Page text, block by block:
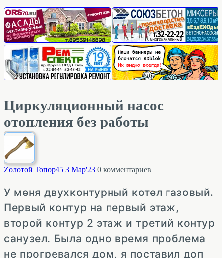
Циркуляционный насос
отопления без работы
Zолотой Топор45 3 Мар'23 0 комментариев
У меня двухконтурный котел газовый.
Первый контур на первый этаж,
второй контур 2 этаж и третий контур
санузел. Была одно время проблема
не прогревался дом, я поставил доп